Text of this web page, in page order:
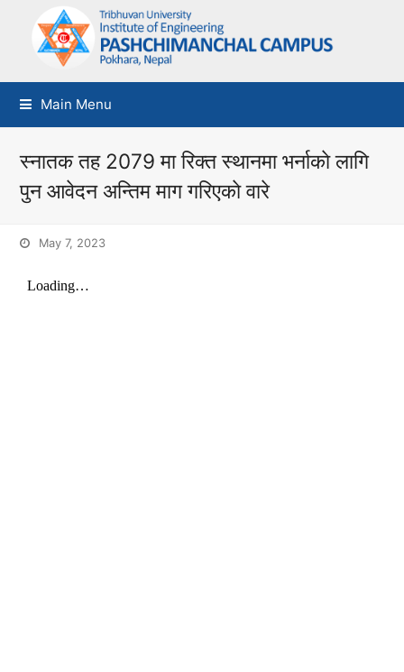
Main Menu
स्नातक तह 2079 मा रिक्त स्थानमा भर्नाकाे लागि
पुन आवेदन अन्तिम माग गरिएकाे वारे
May 7, 2023